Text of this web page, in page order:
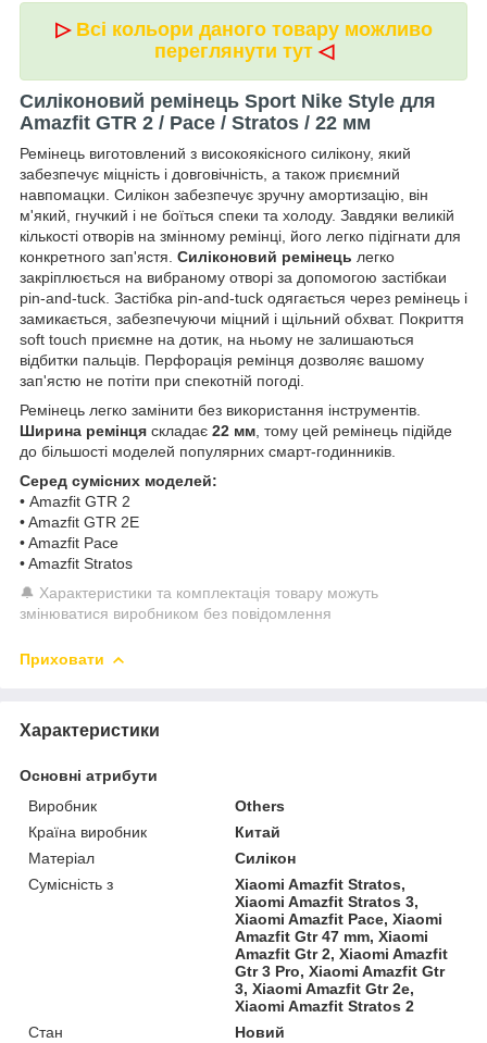
▷ Всі кольори даного товару можливо
переглянути тут◁
Силіконовий ремінець Sport Nike Style для
Amazfit GTR 2 / Pace / Stratos / 22 мм
Ремінець виготовлений з високоякісного силікону, який
забезпечує міцність і довговічність, а також приємний
навпомацки. Силікон забезпечує зручну амортизацію, він
м'який, гнучкий і не боїться спеки та холоду. Завдяки великій
кількості отворів на змінному ремінці, його легко підігнати для
конкретного зап'ястя. Силіконовий ремінець легко
закріплюється на вибраному отворі за допомогою застібкаи
pin-and-tuck. Застібка pin-and-tuck одягається через ремінець і
замикається, забезпечуючи міцний і щільний обхват. Покриття
soft touch приємне на дотик, на ньому не залишаються
відбитки пальців. Перфорація ремінця дозволяє вашому
зап'ястю не потіти при спекотній погоді.
Ремінець легко замінити без використання інструментів.
Ширина ремінця складає 22 мм , тому цей ремінець підійде
до більшості моделей популярних смарт-годинників.
Серед сумісних моделей:
• Amazfit GTR 2
• Amazfit GTR 2E
• Amazfit Pace
• Amazfit Stratos
🔔 Характеристики та комплектація товару можуть
змінюватися виробником без повідомлення
Приховати
Характеристики
Основні атрибути
Виробник
Others
Країна виробник
Китай
Матеріал
Силікон
Сумісність з
Xiaomi Amazfit Stratos,
Xiaomi Amazfit Stratos 3,
Xiaomi Amazfit Pace, Xiaomi
Amazfit Gtr 47 mm, Xiaomi
Amazfit Gtr 2, Xiaomi Amazfit
Gtr 3 Pro, Xiaomi Amazfit Gtr
3, Xiaomi Amazfit Gtr 2e,
Xiaomi Amazfit Stratos 2
Стан
Новий